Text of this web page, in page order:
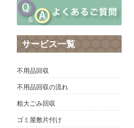
サービス一覧
不用品回収
不用品回収の流れ
粗大ごみ回収
ゴミ屋敷片付け